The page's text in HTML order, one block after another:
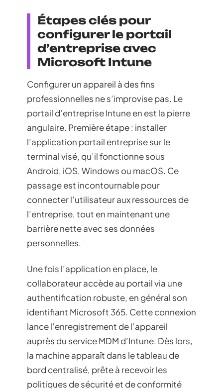
Étapes clés pour
configurer le portail
d’entreprise avec
Microsoft Intune
Configurer un appareil à des fins
professionnelles ne s’improvise pas. Le
portail d’entreprise Intune en est la pierre
angulaire. Première étape : installer
l’application portail entreprise sur le
terminal visé, qu’il fonctionne sous
Android, iOS, Windows ou macOS. Ce
passage est incontournable pour
connecter l’utilisateur aux ressources de
l’entreprise, tout en maintenant une
barrière nette avec ses données
personnelles.
Une fois l’application en place, le
collaborateur accède au portail via une
authentification robuste, en général son
identifiant Microsoft 365. Cette connexion
lance l’enregistrement de l’appareil
auprès du service MDM d’Intune. Dès lors,
la machine apparaît dans le tableau de
bord centralisé, prête à recevoir les
politiques de sécurité et de conformité